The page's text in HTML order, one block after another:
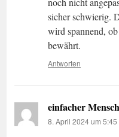
sicher schwierig.
wird spannend,
bewährt.
Antworten
einfacher
8. April 2024 um 5:45